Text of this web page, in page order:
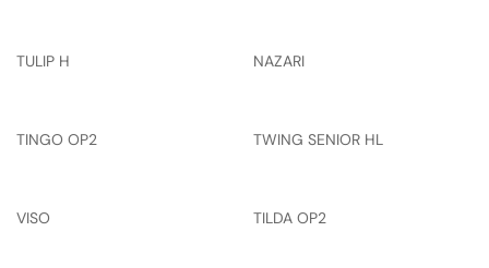
TULIP H NAZARI
TINGO OP2 TWING SENIOR HL
VISO TILDA OP2